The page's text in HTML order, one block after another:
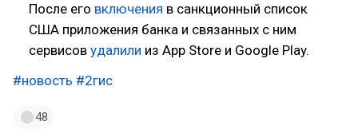
После его включения в санкционный список
США приложения банка и связанных с ним
сервисов удалили из App Store и Google Play.
#новость #2гис
48